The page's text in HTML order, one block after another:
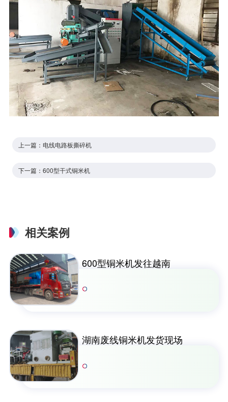
上一篇： 电线电路板撕碎机
下一篇： 600型干式铜米机
相关案例
600型铜米机发往越南
湖南废线铜米机发货现场